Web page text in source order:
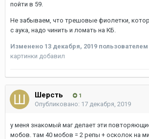
пойти в 59.
Не забываем, что трешовые фиолетки,
с аука, надо чинить и ломать на КБ.
Изменено 13 декабря, 2019
картинки добавил
Шерсть 1
Опубликовано: 17 декабря, 2019
у меня знакомый маг делает эти
мобов. там 40 мобов = 2 репы + осколок на